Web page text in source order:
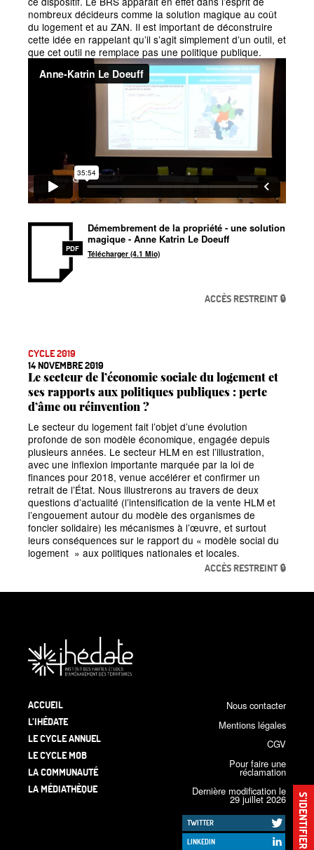
S’IDENTIFIER
nombreux décideurs comme la solution magique au coût
du logement et au ZAN. Il est important de déconstruire
cette idée en rappelant qu’il s’agit simplement d’un outil, et
que cet outil ne remplace pas une politique publique.
PDF
Démembrement de la propriété - une solution
magique - Anne Katrin Le Doeuff
Télécharger (4.1 Mio)
ACCÈS RESTREINT 🔒
CYCLE 2019
14 NOVEMBRE 2019
Le secteur de l’économie sociale du logement et
ses rapports aux politiques publiques : perte
d’âme ou réinvention?
Le secteur du logement fait l’objet d’une évolution
profonde de son modèle économique, engagée depuis
plusieurs années. Le secteur HLM en est l’illustration,
avec une inflexion importante marquée par la loi de
finances pour 2018, venue accélérer et confirmer un
retrait de l’État. Nous illustrerons au travers de deux
questions d’actualité (l’intensification de la vente HLM et
l’engouement autour du modèle des organismes de
foncier solidaire) les mécanismes à l’œuvre, et surtout
leurs conséquences sur le rapport du « modèle social du
logement » aux politiques nationales et locales.
ACCÈS RESTREINT 🔒
ACCUEIL
L’IHÉDATE
LE CYCLE ANNUEL
LE CYCLE MOB
LA COMMUNAUTÉ
LA MÉDIATHÈQUE
Nous contacter
Mentions légales
CGV
Pour faire une
réclamation
Dernière modification le
29 juillet 2026
TWITTER
LINKEDIN